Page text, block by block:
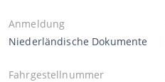
Anmeldung
Niederländische Dokumente
Fahrgestellnummer